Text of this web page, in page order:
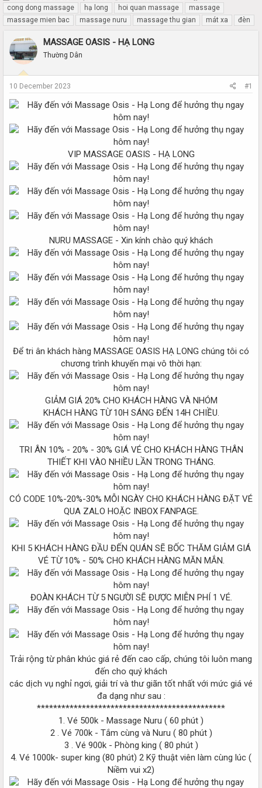
h
r
e
a
d
s
r
t
r
t
a
r
t
cong dong massage hạ long hoi quan massage
massage
massage mien bac
massage nuru massage thu gian mát xa đèn
MASSAGE OASIS - HẠ LONG
Thường Dân
10 December 2023 #1
VIP MASSAGE OASIS - HẠ LONG
NURU MASSAGE - Xin kính chào quý khách
Để tri ân khách hàng MASSAGE OASIS HẠ LONG chúng tôi có
chương trình khuyến mại vô thời hạn:
GIẢM GIÁ 20% CHO KHÁCH HÀNG VÀ NHÓM
KHÁCH HÀNG TỪ 10H SÁNG ĐẾN 14H CHIỀU.
TRI ÂN 10% - 20% - 30% GIÁ VÉ CHO KHÁCH HÀNG THÂN
THIẾT KHI VÀO NHIỀU LẦN TRONG THÁNG.
CÓ CODE 10%-20%-30% MỖI NGÀY CHO KHÁCH HÀNG ĐẶT VÉ
QUA ZALO HOẶC INBOX FANPAGE.
KHI 5 KHÁCH HÀNG ĐẦU ĐẾN QUÁN SẼ BỐC THĂM GIẢM GIÁ
VÉ TỪ 10% - 50% CHO KHÁCH HÀNG MĂN MẮN.
ĐOÀN KHÁCH TỪ 5 NGƯỜI SẼ ĐƯỢC MIỄN PHÍ 1 VÉ.
Trải rộng từ phân khúc giá rẻ đến cao cấp, chúng tôi luôn mang
đến cho quý khách
các dịch vụ nghỉ ngơi, giải trí và thư giãn tốt nhất với mức giá vé
đa dạng như sau :
**********************************************
1. Vé 500k - Massage Nuru ( 60 phút )
2 . Vé 700k - Tắm cùng và Nuru ( 80 phút )
3 . Vé 900k - Phòng king ( 80 phút )
4. Vé 1000k- super king (80 phút) 2 Kỹ thuật viên làm cùng lúc (
Niềm vui x2)